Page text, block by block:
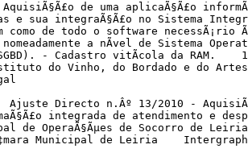
de uma aplicaÃ§Ã£o
e sua integraÃ§Ã£o no Sistema
como de todo o software necessÃ¡rio
nomeadamente a nÃ­vel de Sistema
- Cadastro vitÃ­cola da RAM.
do Vinho, do Bordado e do
Directo n.Âº 13/2010 -
integrada de atendimento e
de OperaÃ§Ãµes de Socorro de
Municipal de Leiria